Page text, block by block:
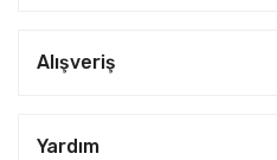
Alışveriş
Yardım